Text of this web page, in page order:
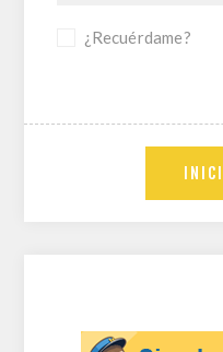
¿Recuérdame?